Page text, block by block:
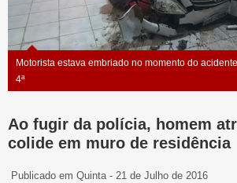
Motorista estava embriado no momento do
4ª
Ao fugir da polícia, homem
colide em muro de residência
Publicado em Quinta - 21 de Julho de 2016